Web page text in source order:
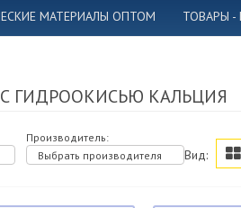
МАТЕРИАЛЫ ОПТОМ ТОВАРЫ
ГИДРООКИСЬЮ КАЛЬЦИЯ
Производитель:
Выбрать производителя
Вид: